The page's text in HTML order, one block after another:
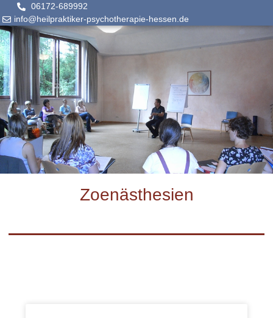
06172-689992
info@heilpraktiker-psychotherapie-hessen.de
Zoenästhesien